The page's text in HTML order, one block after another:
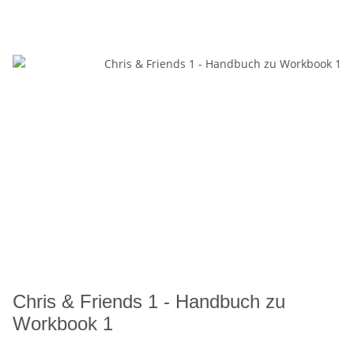
Chris & Friends 1 - Handbuch zu
Workbook 1